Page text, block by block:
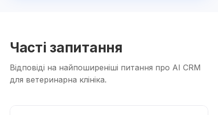
Часті запитання
Відповіді на найпоширеніші питання про AI CRM
для ветеринарна клініка.